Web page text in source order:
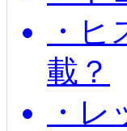
・
載？
・